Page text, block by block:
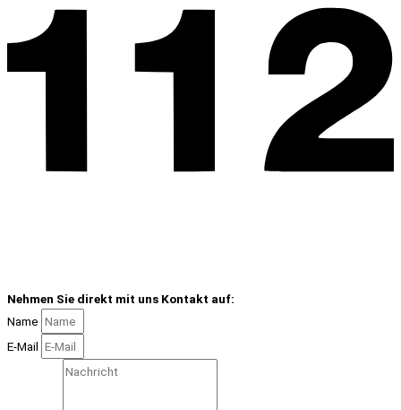
Nehmen Sie direkt mit uns Kontakt auf:
Name
E-Mail